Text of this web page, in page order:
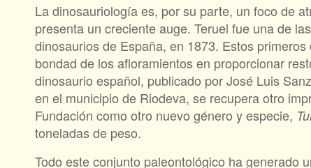
La dinosauriología es, por su parte, un foco de
presenta un creciente auge. Teruel fue una de
dinosaurios de España, en 1873. Estos
bondad de los afloramientos en proporcionar
dinosaurio español, publicado por José Luis
en el municipio de Riodeva, se recupera otro
Fundación como otro nuevo género y especie,
toneladas de peso.
Todo este conjunto paleontológico ha generado